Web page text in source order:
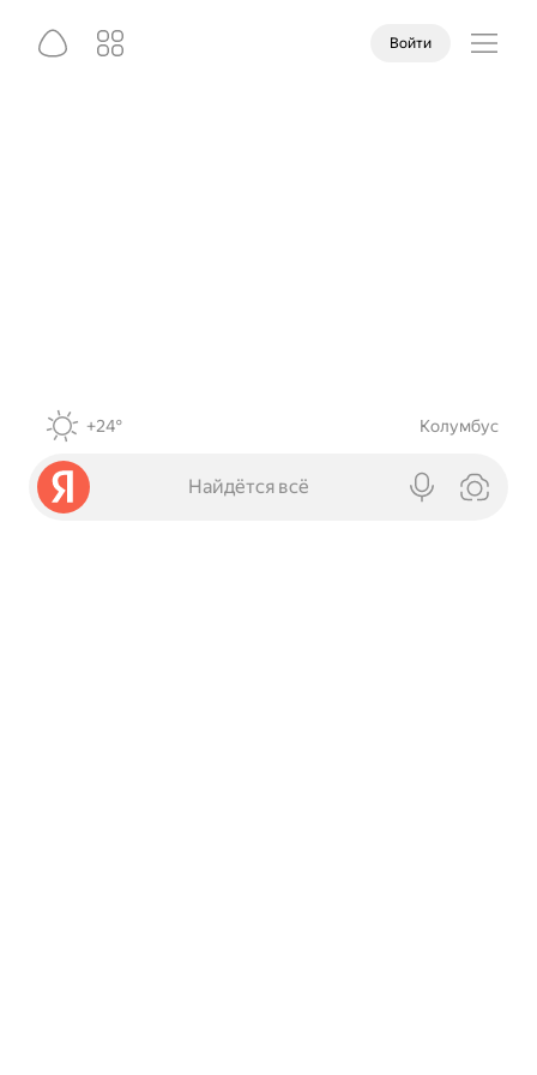
Войти
+24° Колумбус
Найдётся всё